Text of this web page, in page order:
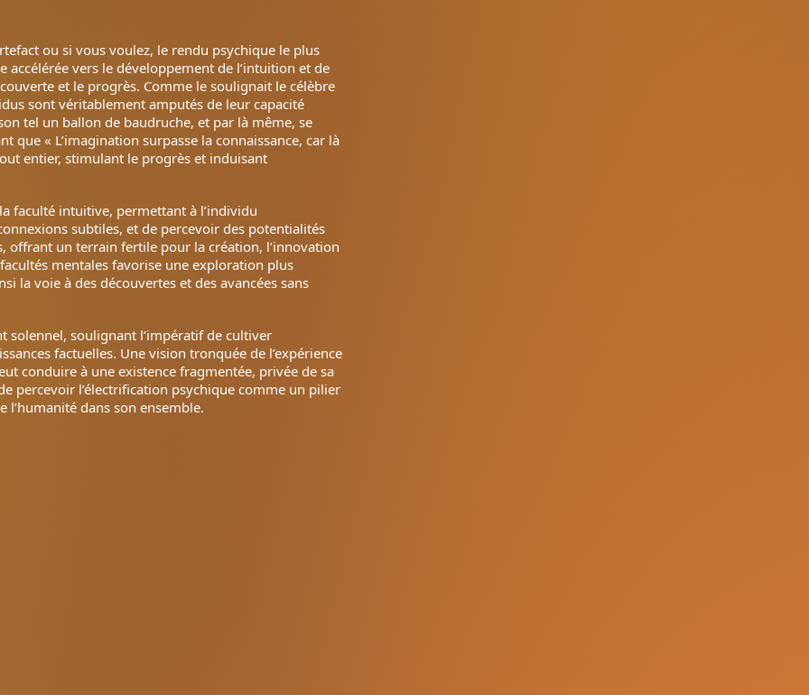
ou si vous voulez, le rendu psychique le plus
vers le développement de l’intuition et de
et le progrès. Comme le soulignait le célèbre
sont véritablement amputés de leur capacité
tel un ballon de baudruche, et par là même, se
« L’imagination surpasse la connaissance, car là
entier, stimulant le progrès et induisant
faculté intuitive, permettant à l’individu
subtiles, et de percevoir des potentialités
offrant un terrain fertile pour la création, l’innovation
mentales favorise une exploration plus
la voie à des découvertes et des avancées sans
solennel, soulignant l’impératif de cultiver
factuelles. Une vision tronquée de l’expérience
conduire à une existence fragmentée, privée de sa
percevoir l’électrification psychique comme un pilier
l’humanité dans son ensemble.